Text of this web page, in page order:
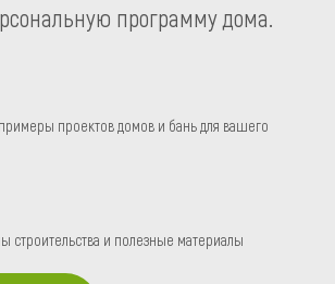
программу дома.
проектов домов и бань для вашего
строительства и полезные материалы